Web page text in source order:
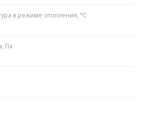
в режиме отопления, °C
Па